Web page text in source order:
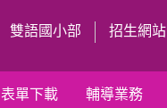
雙語國小部 招生網站
表單下載 輔導業務